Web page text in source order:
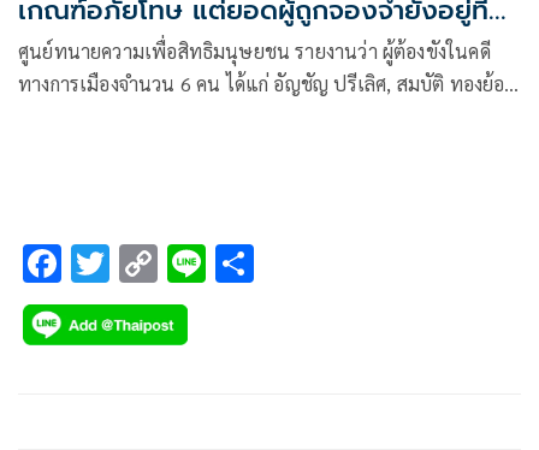
เกณฑ์อภัยโทษ แต่ยอดผู้ถูกจองจำยังอยู่ที่
47 คน
ศูนย์ทนายความเพื่อสิทธิมนุษยชน รายงานว่า ผู้ต้องขังในคดี
ทางการเมืองจำนวน 6 คน ได้แก่ อัญชัญ ปรีเลิศ, สมบัติ ทองย้อย,
F
ac
e
T
wi
tt
C
o
p
Li